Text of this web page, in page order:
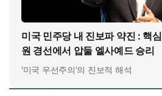
미국 민주당 내 진보파 약진 : 핵
원 경선에서 압둘 엘사예드 승리
'미국 우선주의'의 진보적 해석